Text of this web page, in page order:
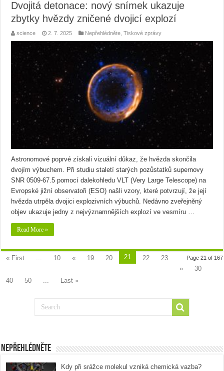
Dvojitá detonace: nový snímek ukazuje
zbytky hvězdy zničené dvojicí explozí
science 2. 7. 2025 Nepřehlédněte ,Tiskové zprávy
Astronomové poprvé získali vizuální důkaz, že hvězda skončila
dvojím výbuchem. Při studiu staletí starých pozůstatků supernovy
SNR 0509-67.5 pomocí dalekohledu VLT (Very Large Telescope) na
Evropské jižní observatoři (ESO) našli vzory, které potvrzují, že její
hvězda utrpěla dvojici explozivních výbuchů. Nedávno zveřejněný
objev ukazuje jedny z nejvýznamnějších explozí ve vesmíru …
Read More »
Page 21 of 167
« First 10 « 19 20 21 22
23
»
30
40
50 Last »
Nepřehlédněte
Kdy při srážce molekul vzniká chemická vazba?